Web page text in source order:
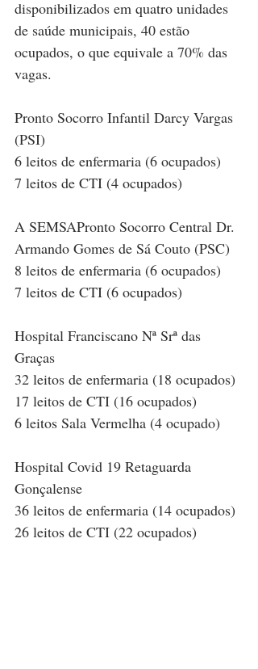
disponibilizados em quatro unidades
de saúde municipais, 40 estão
ocupados, o que equivale a 70% das
vagas.
Pronto Socorro Infantil Darcy Vargas
(PSI)
6 leitos de enfermaria (6 ocupados)
7 leitos de CTI (4 ocupados)
A SEMSAPronto Socorro Central Dr.
Armando Gomes de Sá Couto (PSC)
8 leitos de enfermaria (6 ocupados)
7 leitos de CTI (6 ocupados)
Hospital Franciscano Nª Srª das
Graças
32 leitos de enfermaria (18 ocupados)
17 leitos de CTI (16 ocupados)
6 leitos Sala Vermelha (4 ocupado)
Hospital Covid 19 Retaguarda
Gonçalense
36 leitos de enfermaria (14 ocupados)
26 leitos de CTI (22 ocupados)